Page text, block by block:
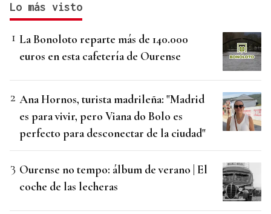
Lo más visto
La Bonoloto reparte más de 140.000
euros en esta cafetería de Ourense
Ana Hornos, turista madrileña: "Madrid
es para vivir, pero Viana do Bolo es
perfecto para desconectar de la ciudad"
Ourense no tempo: álbum de verano | El
coche de las lecheras